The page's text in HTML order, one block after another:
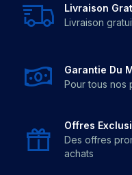
Livraison
Livraison
Garantie Du
Pour tous nos
Offres
Des offres
achats